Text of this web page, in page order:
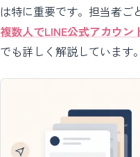
は特に重要です。担当者ご
複数人でLINE公式アカウン
でも詳しく解説しています。